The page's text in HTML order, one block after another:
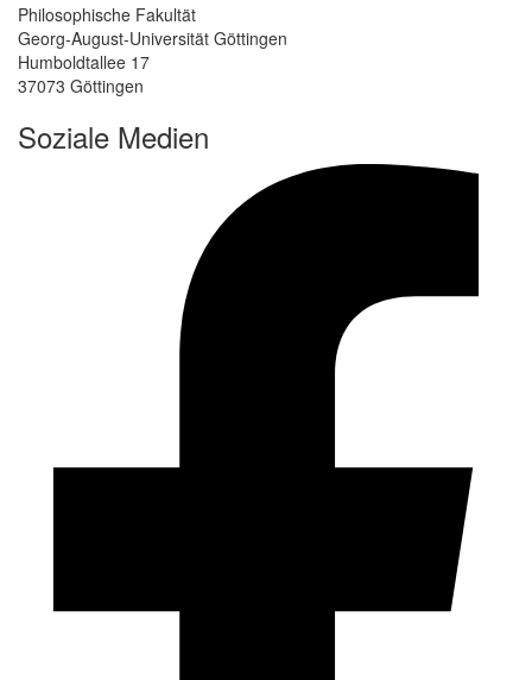
Philosophische Fakultät
Georg-August-Universität Göttingen
Humboldtallee 17
37073 Göttingen
Soziale Medien